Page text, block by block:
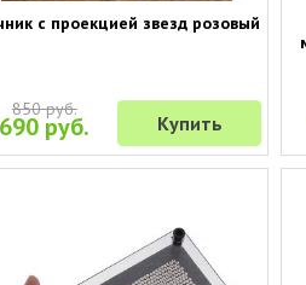
с проекцией звезд розовый
850 руб.
690 руб. Купить